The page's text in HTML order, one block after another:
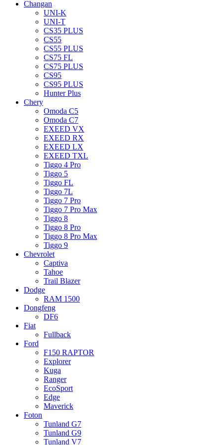
Changan
UNI-K
UNI-T
CS35 PLUS
CS55
CS55 PLUS
CS75 FL
CS75 PLUS
CS95
CS95 PLUS
Hunter Plus
Chery
Omoda C5
Omoda C7
EXEED VX
EXEED RX
EXEED LX
EXEED TXL
Tiggo 4 Pro
Tiggo 5
Tiggo FL
Tiggo 7L
Tiggo 7 Pro
Tiggo 7 Pro Max
Tiggo 8
Tiggo 8 Pro
Tiggo 8 Pro Max
Tiggo 9
Chevrolet
Captiva
Tahoe
Trail Blazer
Dodge
RAM 1500
Dongfeng
DF6
Fiat
Fullback
Ford
F150 RAPTOR
Explorer
Kuga
Ranger
EcoSport
Edge
Maverick
Foton
Tunland G7
Tunland G9
Tunland V7